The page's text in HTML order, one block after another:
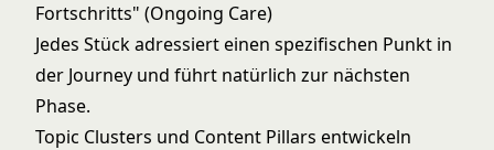
Fortschritts" (Ongoing Care)
Jedes Stück adressiert einen spezifischen Punkt in
der Journey und führt natürlich zur nächsten
Phase.
Topic Clusters und Content Pillars entwickeln